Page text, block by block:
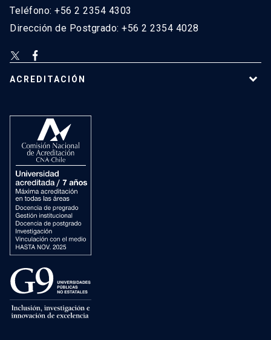
Teléfono: +56 2 2354 4303
Dirección de Postgrado: +56 2 2354 4028
ACREDITACIÓN